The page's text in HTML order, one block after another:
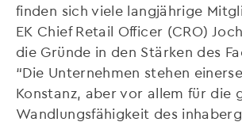
finden sich viele langjährige
EK Chief Retail Officer (CRO)
die Gründe in den Stärken des
“Die Unternehmen stehen
Konstanz, aber vor allem für die
Wandlungsfähigkeit des